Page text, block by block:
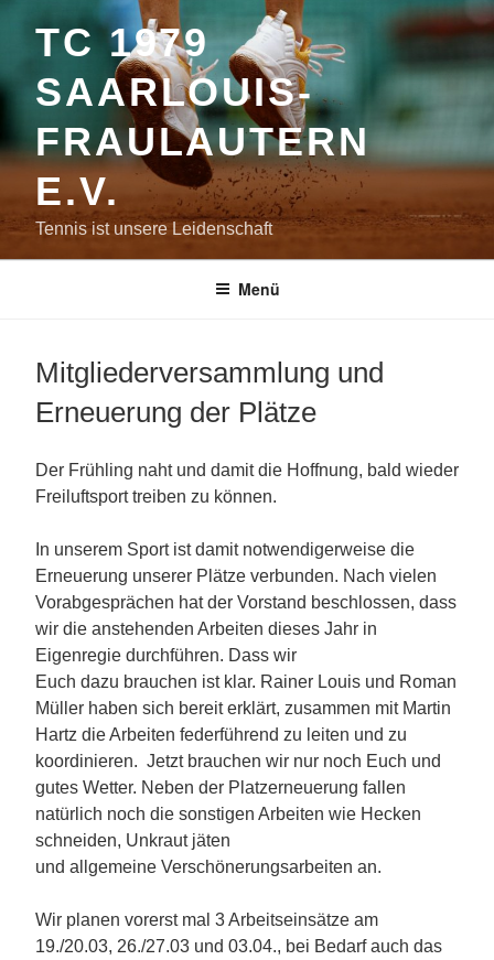
InhaltTC 1979
SAARLOUIS-
FRAULAUTERN
E.V.
Tennis ist unsere Leidenschaft
Menü
Mitgliederversammlung und
Erneuerung der Plätze
Der Frühling naht und damit die Hoffnung, bald wieder
Freiluftsport treiben zu können.
In unserem Sport ist damit notwendigerweise die
Erneuerung unserer Plätze verbunden. Nach vielen
Vorabgesprächen hat der Vorstand beschlossen, dass
wir die anstehenden Arbeiten dieses Jahr in
Eigenregie durchführen. Dass wir
Euch dazu brauchen ist klar. Rainer Louis und Roman
Müller haben sich bereit erklärt, zusammen mit Martin
Hartz die Arbeiten federführend zu leiten und zu
koordinieren. Jetzt brauchen wir nur noch Euch und
gutes Wetter. Neben der Platzerneuerung fallen
natürlich noch die sonstigen Arbeiten wie Hecken
schneiden, Unkraut jäten
und allgemeine Verschönerungsarbeiten an.
Wir planen vorerst mal 3 Arbeitseinsätze am
19./20.03, 26./27.03 und 03.04., bei Bedarf auch das